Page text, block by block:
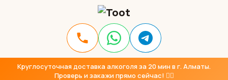
Круглосуточная доставка алкоголя за 20 мин в г. Алматы.
Проверь и закажи прямо сейчас! 👇🏼